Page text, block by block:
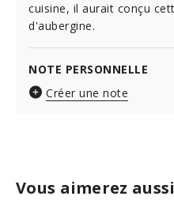
Vous aimerez aussi
cuisine, il aurait conçu
d'aubergine.
NOTE PERSONNELLE
Créer une note